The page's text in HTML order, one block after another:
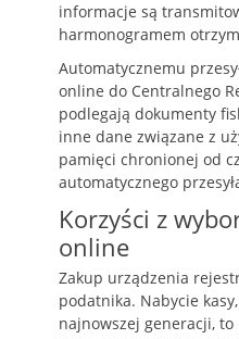
informacje są
harmonogramem
Automatycznemu
online do Centralnego
podlegają dokumenty
inne dane związane z
pamięci chronionej od
automatycznego
Korzyści z
online
Zakup urządzenia
podatnika. Nabycie
najnowszej generacji, to